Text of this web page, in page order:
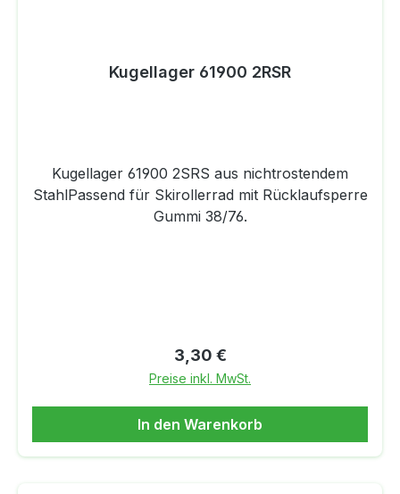
Kugellager 61900 2RSR
Kugellager 61900 2SRS aus nichtrostendem
StahlPassend für Skirollerrad mit Rücklaufsperre
Gummi 38/76.
Regulärer Preis:
3,30 €
Preise inkl. MwSt.
In den Warenkorb